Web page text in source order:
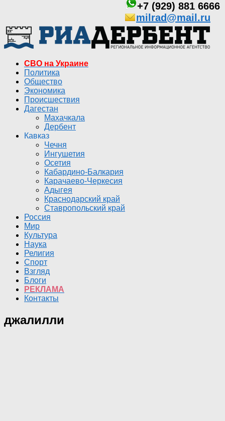
+7 (929) 881 6666
milrad@mail.ru
СВО на Украине
Политика
Общество
Экономика
Происшествия
Дагестан
Махачкала
Дербент
Кавказ
Чечня
Ингушетия
Осетия
Кабардино-Балкария
Карачаево-Черкесия
Адыгея
Краснодарский край
Ставропольский край
Россия
Мир
Культура
Наука
Религия
Спорт
Взгляд
Блоги
РЕКЛАМА
Контакты
джалилли